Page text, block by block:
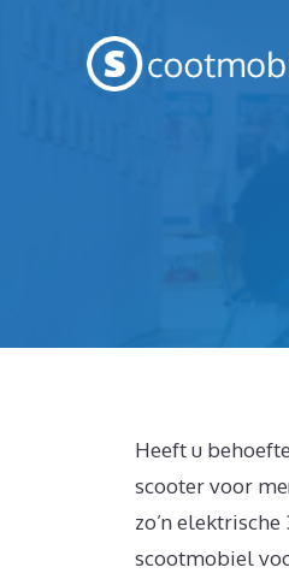
Heeft u
scooter voor
zo’n
scootmobiel